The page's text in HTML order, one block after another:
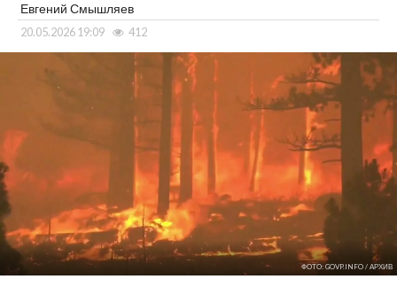
Евгений Смышляев
20.05.2026 19:09 412
ФОТО: GOVP.INFO / АРХИВ